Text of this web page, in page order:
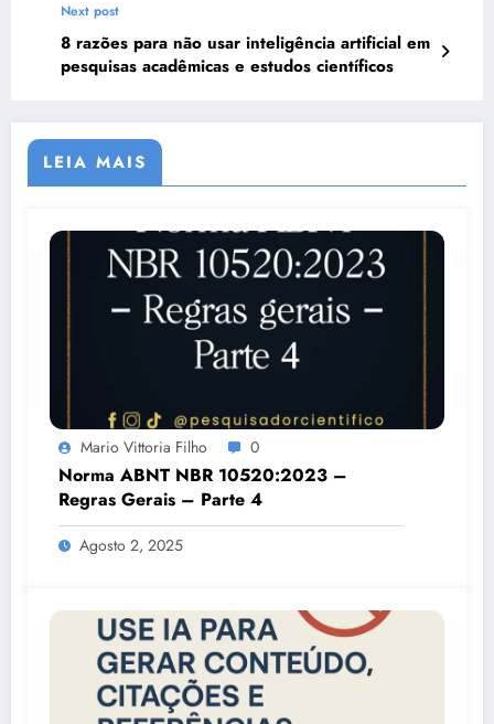
Next post
8 razões para não usar inteligência artificial em
pesquisas acadêmicas e estudos científicos
LEIA MAIS
Mario Vittoria Filho 0
Norma ABNT NBR 10520:2023 –
Regras Gerais – Parte 4
Agosto 2, 2025